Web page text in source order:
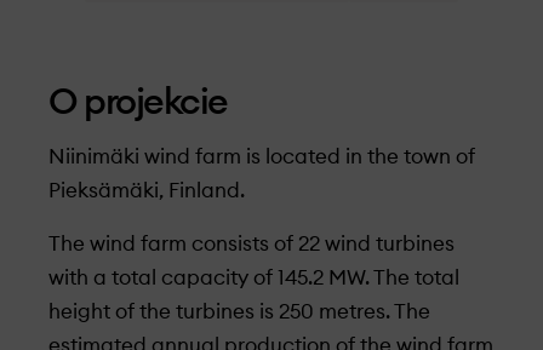
O projekcie
Niinimäki wind farm is located in the town of
Pieksämäki, Finland.
The wind farm consists of 22 wind turbines
with a total capacity of 145.2 MW. The total
height of the turbines is 250 metres. The
estimated annual production of the wind farm